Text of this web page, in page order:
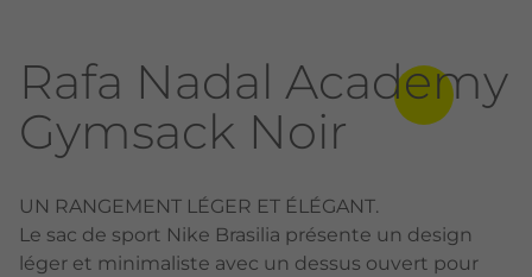
Rafa Nadal Academy
Gymsack Noir
UN RANGEMENT LÉGER ET ÉLÉGANT.
Le sac de sport Nike Brasilia présente un design
léger et minimaliste avec un dessus ouvert pour